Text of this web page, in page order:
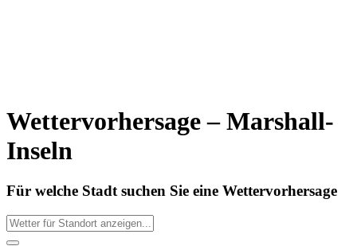
Wettervorhersage – Marshall-
Inseln
Für welche Stadt suchen Sie eine Wettervorhersage